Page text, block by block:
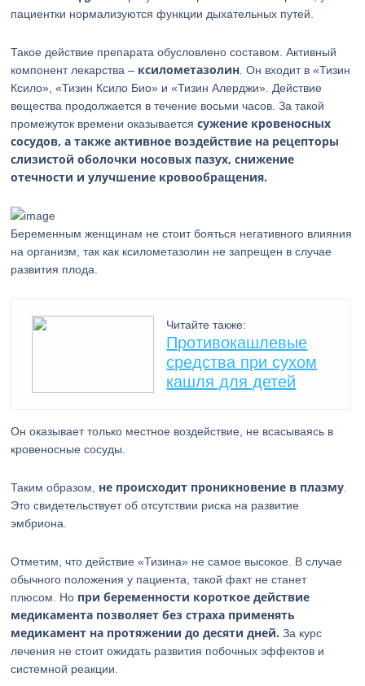
пациентки нормализуются функции дыхательных путей.
Такое действие препарата обусловлено составом. Активный
компонент лекарства – ксилометазолин . Он входит в «Тизин
Ксило», «Тизин Ксило Био» и «Тизин Алерджи». Действие
вещества продолжается в течение восьми часов. За такой
промежуток времени оказываетсясужение кровеносных
сосудов, а также активное воздействие на рецепторы
слизистой оболочки носовых пазух, снижение
отечности и улучшение кровообращения.
Беременным женщинам не стоит бояться негативного влияния
на организм, так как ксилометазолин не запрещен в случае
развития плода.
Читайте также:
Противокашлевые
средства при сухом
кашля для детей
Он оказывает только местное воздействие, не всасываясь в
кровеносные сосуды.
Таким образом, не происходит проникновение в плазму
Это свидетельствует об отсутствии риска на развитие
эмбриона.
Отметим, что действие «Тизина» не самое высокое. В случае
обычного положения у пациента, такой факт не станет
плюсом. Но при беременности короткое действие
медикамента позволяет без страха применять
медикамент на протяжении до десяти дней. За курс
лечения не стоит ожидать развития побочных эффектов и
системной реакции.